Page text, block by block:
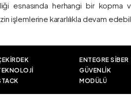
esnasında herhangi bir
işlemlerine kararlılıkla devam
ENTEGRE SIBER
GÜVENLIK
MODÜLÜ